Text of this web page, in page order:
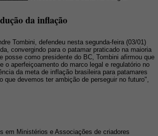
da inflação
Tombini, defendeu nesta segunda-feira (03/01)
convergindo para o patamar praticado na maioria
como presidente do BC, Tombini afirmou que
aperfeiçoamento do marco legal e regulatório no
da meta de inflação brasileira para patamares
devemos ter ambição de perseguir no futuro",
em Ministérios e Associações de criadores